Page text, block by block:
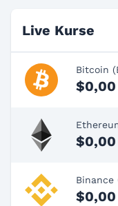
Live Kurse
Bitcoin
$0,00
$0,00
Binance
$0,00